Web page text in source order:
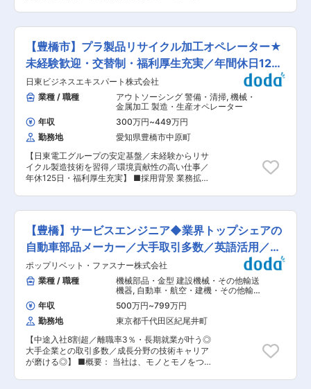
■展示場にお越しいただいた方にリフォームの提
案 ■その他、同社製品を購入いただいた方にリフ
ォームの提案 ※一部分のリフォームから、家電の
売買促進まで対応可能です 【担当者コメント】
ヤマダホールディングスグループとして『高品
質』・『リーズナブル』な住まい提案を行うこと
が可能です。また、グループのIoTやネットワー
ク技術を活用した、セキュリティも含め家電と住
宅が連携する環境、 スマートハウスをリフォーム
になども将来的にはご提案することができます。
【豊橋市】プラ製品リサイクル加工オペレーター★
未経験歓迎・交替制・福利厚生充実／年間休日125
日
日東ビジネスエキスパート株式会社
業種 / 職種
アウトソーシング 警備・清掃, 機械・
金属加工 製造・生産オペレーター
年収
300万円~449万円
勤務地
愛知県豊橋市中原町
【日東電工グループの安定基盤／未経験からリサ
イクル製造技術を習得／環境貢献性の高い仕事／
年休125日・福利厚生充実】 ■採用背景 業務拡大
る成長とサービス向上を見据え、人材への投資を
積極的に行っています。将来の事業拡大に向けて
組織体制を強化するための増員採用です。 ■業務
概要 当社豊橋事業所にて、テープ製造工程で発生
するプラスチック端材をリサイクル加工する製造
業務を担当します。主に端材の分別・機械操作・
再生加工を行い、未経験の方でも着実に製造現場
でのスキルを身につけられる環境です。夜勤を含
む交代制勤務体制の中、安定した職場で環境に貢
献するやりがいを実感できます。 ■業務詳細 工
場1階ではプラスチック端材を選別し、粉砕機に
投入する作業を行います。2階では専用機械を使
い、端材をペレット状に再生加工。3階では再生
ペレットを原料にエコプラ芯を製造します。製造
ラインの機械監視や、トラブル発生時の初期対
応、作業エリアの清掃や整理整頓、安全な職場環
【豊橋】サービスエンジニア◆業界トップシェアの
自動車部品メーカー／大手取引多数／英語活用／残
業20h
ポップリベット・ファスナー株式会社
業種 / 職種
機械部品・金型 建設機械・その他輸送
機器, 自動車・航空・建機・その他輸送
機器 機械・電子部品
年収 500万円~799万円
勤務地
東京都千代田区紀尾井町
【中途入社8割超／離職率3％・長期就業が叶う◎
大手企業との取引多数／成長分野の技術キャリア
が磨ける◎】 ■概要： 当社は、モノとモノをつな